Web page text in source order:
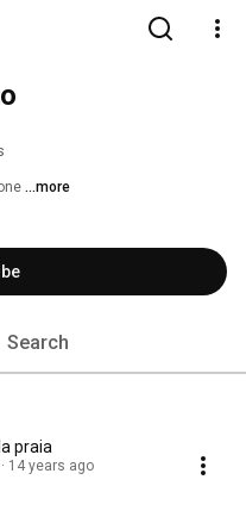
...more
Search
praia
14 years ago